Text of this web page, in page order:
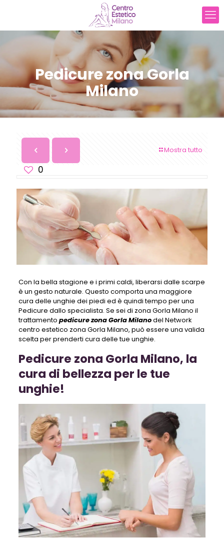
Pedicure zona Gorla
Milano
Mostra tutto
0
Con la bella stagione e i primi caldi, liberarsi dalle scarpe
è un gesto naturale. Questo comporta una maggiore
cura delle unghie dei piedi ed è quindi tempo per una
Pedicure dallo specialista. Se sei di zona Gorla Milano il
trattamento pedicure zona Gorla Milanodel Network
centro estetico zona Gorla Milano, può essere una valida
scelta per prenderti cura delle tue unghie.
Pedicure zona Gorla Milano, la
cura di bellezza per le tue
unghie!